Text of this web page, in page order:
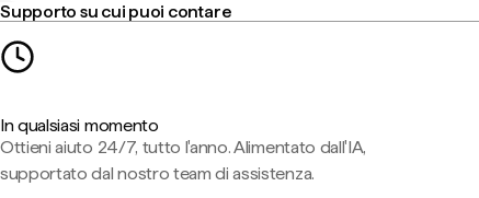
Supporto su cui puoi contare
In qualsiasi momento
Ottieni aiuto 24/7, tutto l'anno. Alimentato dall'IA,
supportato dal nostro team di assistenza.